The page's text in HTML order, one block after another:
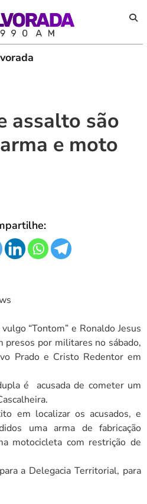
assalto são
e moto
“Tontom” e Ronaldo Jesus
presos por militares no sábado,
Prado e Cristo Redentor em
é acusada de cometer um
em localizar os acusados, e
uma arma de fabricação
motocicleta com restrição de
a Delegacia Territorial, para